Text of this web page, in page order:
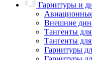
Гарнитуры и
Внешние
Тангенты
Тангенты
Гарнитуры